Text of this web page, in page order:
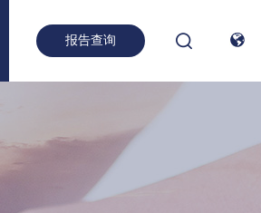
报告查询 